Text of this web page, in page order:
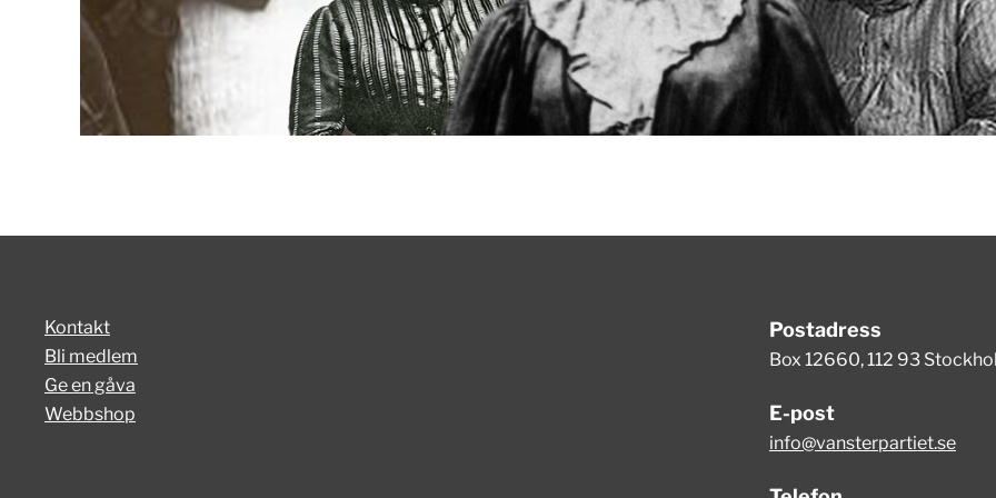
Kontakt
Bli medlem
Ge en gåva
Webbshop
Postadress
Box 12660, 112 93
E-post
info@vansterpartiet.se